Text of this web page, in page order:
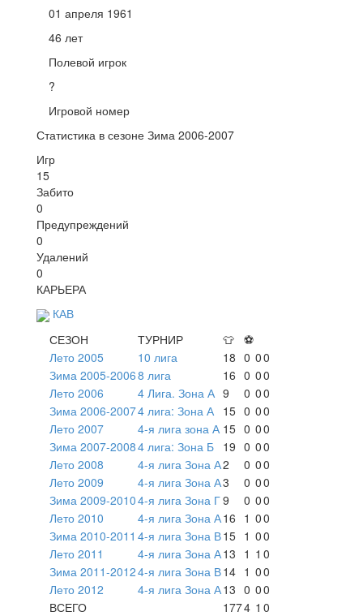
01 апреля 1961
46 лет
Полевой игрок
?
Игровой номер
Статистика в сезоне Зима 2006-2007
Игр
15
Забито
0
Предупреждений
0
Удалений
0
КАРЬЕРА
КАВ
СЕЗОН
ТУРНИР 👕 ⚽
Лето 2005
10 лига 18 0 00
Зима 2005-20068 лига 16 0 00
Лето 2006
4 Лига. Зона А 9 0 00
Зима 2006-20074 лига: Зона А 15 0 00
Лето 2007
4-я лига зона А 15 0 00
Зима 2007-20084 лига: Зона Б 19 0 00
Лето 2008
4-я лига Зона А2 0 00
Лето 2009
4-я лига Зона А3 0 00
Зима 2009-20104-я лига Зона Г9 0 00
Лето 2010
4-я лига Зона А16 1 00
Зима 2010-2011 4-я лига Зона В15 1 00
Лето 2011
4-я лига Зона А13 1 1 0
Зима 2011-20124-я лига Зона В14 1 00
Лето 2012
4-я лига Зона А13 0 00
ВСЕГО
1774 1 0